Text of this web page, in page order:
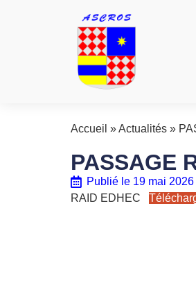
Accueil »Actualités »
PASSAGE
Publié le 19 mai 2026
RAID EDHEC